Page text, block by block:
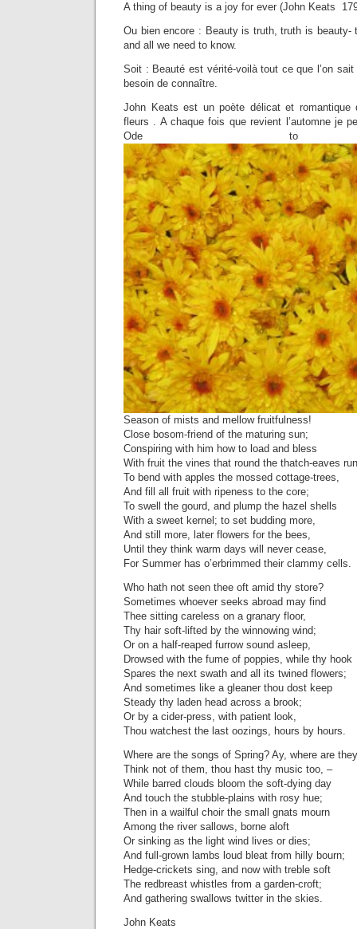
A thing of beauty is a joy for ever (John Keats
Ou bien encore : Beauty is truth, truth is beauty-
and all we need to know.
Soit : Beauté est vérité-voilà tout ce que l’on
besoin de connaître.
John Keats est un poète délicat et
fleurs . A chaque fois que revient l’automne je
Ode to
Season of mists and mellow fruitfulness!
Close bosom-friend of the maturing sun;
Conspiring with him how to load and bless
With fruit the vines that round the thatch-eaves
To bend with apples the mossed cottage-trees,
And fill all fruit with ripeness to the core;
To swell the gourd, and plump the hazel shells
With a sweet kernel; to set budding more,
And still more, later flowers for the bees,
Until they think warm days will never cease,
For Summer has o’erbrimmed their clammy cells.
Who hath not seen thee oft amid thy store?
Sometimes whoever seeks abroad may find
Thee sitting careless on a granary floor,
Thy hair soft-lifted by the winnowing wind;
Or on a half-reaped furrow sound asleep,
Drowsed with the fume of poppies, while thy hook
Spares the next swath and all its twined flowers;
And sometimes like a gleaner thou dost keep
Steady thy laden head across a brook;
Or by a cider-press, with patient look,
Thou watchest the last oozings, hours by hours.
Where are the songs of Spring? Ay, where are
Think not of them, thou hast thy music too, –
While barred clouds bloom the soft-dying day
And touch the stubble-plains with rosy hue;
Then in a wailful choir the small gnats mourn
Among the river sallows, borne aloft
Or sinking as the light wind lives or dies;
And full-grown lambs loud bleat from hilly bourn;
Hedge-crickets sing, and now with treble soft
The redbreast whistles from a garden-croft;
And gathering swallows twitter in the skies.
John Keats